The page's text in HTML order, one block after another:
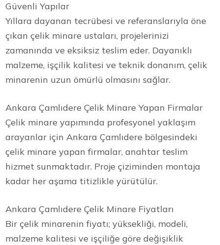
Güvenli Yapılar
Yıllara dayanan tecrübesi ve referanslarıyla öne
çıkan çelik minare ustaları, projelerinizi
zamanında ve eksiksiz teslim eder. Dayanıklı
malzeme, işçilik kalitesi ve teknik donanım, çelik
minarenin uzun ömürlü olmasını sağlar.
Ankara Çamlıdere Çelik Minare Yapan Firmalar
Çelik minare yapımında profesyonel yaklaşım
arayanlar için Ankara Çamlıdere bölgesindeki
çelik minare yapan firmalar, anahtar teslim
hizmet sunmaktadır. Proje çiziminden montaja
kadar her aşama titizlikle yürütülür.
Ankara Çamlıdere Çelik Minare Fiyatları
Bir çelik minarenin fiyatı; yüksekliği, modeli,
malzeme kalitesi ve işçiliğe göre değişiklik